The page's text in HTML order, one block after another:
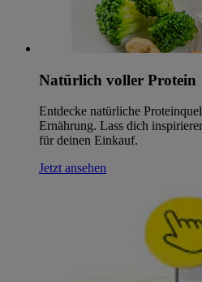
Natürlich voller Protein
Entdecke natürliche
Ernährung. Lass dich
für deinen Einkauf.
Jetzt ansehen